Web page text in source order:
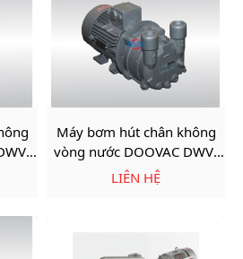
Máy bơm hút chân không
vòng nước DOOVAC DWV-
27H-5.5KW
LIÊN HỆ